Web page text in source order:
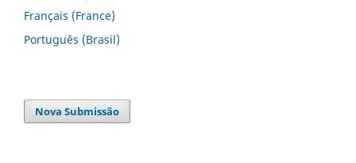
Français (France)
Português (Brasil)
Nova Submissão